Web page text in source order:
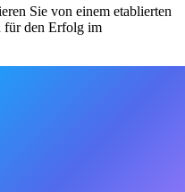
Sie von einem etablierten
für den Erfolg im